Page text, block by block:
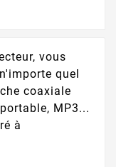
vous
quel
coaxiale
MP3...
à